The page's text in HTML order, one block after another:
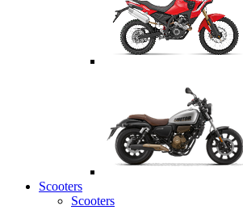
Scooters
Scooters